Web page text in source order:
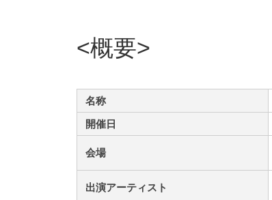
概要
名称
開催日
会場
出演アーティスト